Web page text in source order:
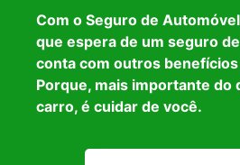
Com o Seguro de
que espera de um seguro
conta com outros
Porque, mais importante do
carro, é cuidar de você.